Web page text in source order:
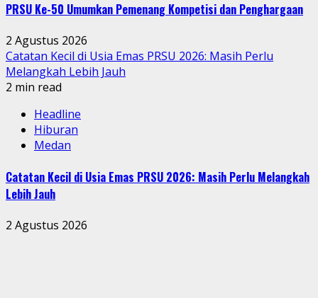
PRSU Ke-50 Umumkan Pemenang Kompetisi dan Penghargaan
2 Agustus 2026
Catatan Kecil di Usia Emas PRSU 2026: Masih Perlu
Melangkah Lebih Jauh
2 min read
Headline
Hiburan
Medan
Catatan Kecil di Usia Emas PRSU 2026: Masih Perlu Melangkah
Lebih Jauh
2 Agustus 2026